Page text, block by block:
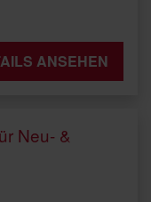
ANSEHEN
Neu- &